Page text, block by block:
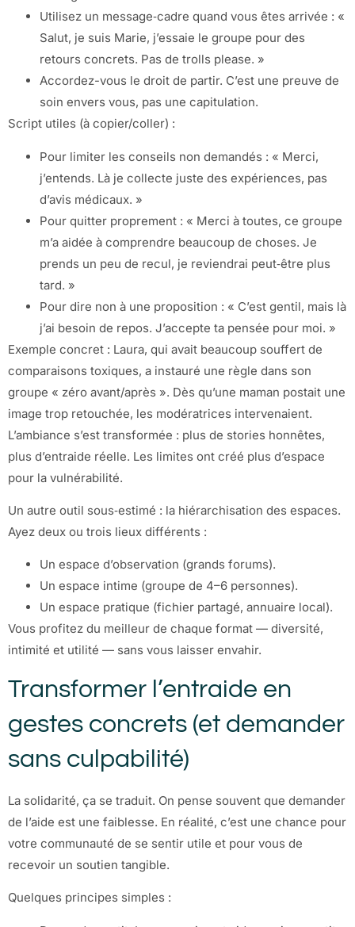
Utilisez un message‑cadre quand vous êtes arrivée : «
Salut, je suis Marie, j’essaie le groupe pour des
retours concrets. Pas de trolls please. »
Accordez-vous le droit de partir. C’est une preuve de
soin envers vous, pas une capitulation.
Script utiles (à copier/coller) :
Pour limiter les conseils non demandés : « Merci,
j’entends. Là je collecte juste des expériences, pas
d’avis médicaux. »
Pour quitter proprement : « Merci à toutes, ce groupe
m’a aidée à comprendre beaucoup de choses. Je
prends un peu de recul, je reviendrai peut‑être plus
tard. »
Pour dire non à une proposition : « C’est gentil, mais là
j’ai besoin de repos. J’accepte ta pensée pour moi. »
Exemple concret : Laura, qui avait beaucoup souffert de
comparaisons toxiques, a instauré une règle dans son
groupe « zéro avant/après ». Dès qu’une maman postait une
image trop retouchée, les modératrices intervenaient.
L’ambiance s’est transformée : plus de stories honnêtes,
plus d’entraide réelle. Les limites ont créé plus d’espace
pour la vulnérabilité.
Un autre outil sous‑estimé : la hiérarchisation des espaces.
Ayez deux ou trois lieux différents :
Un espace d’observation (grands forums).
Un espace intime (groupe de 4–6 personnes).
Un espace pratique (fichier partagé, annuaire local).
Vous profitez du meilleur de chaque format — diversité,
intimité et utilité — sans vous laisser envahir.
Transformer l’entraide en
gestes concrets (et demander
sans culpabilité)
La solidarité, ça se traduit. On pense souvent que demander
de l’aide est une faiblesse. En réalité, c’est une chance pour
votre communauté de se sentir utile et pour vous de
recevoir un soutien tangible.
Quelques principes simples :